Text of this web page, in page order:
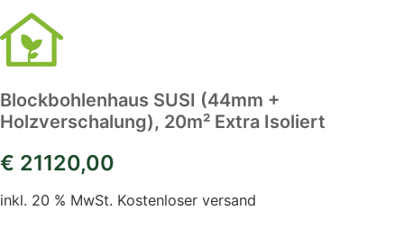
Blockbohlenhaus SUSI (44mm +
Holzverschalung), 20m² Extra Isoliert
€ 21120,00
inkl. 20 % MwSt. Kostenloser versand